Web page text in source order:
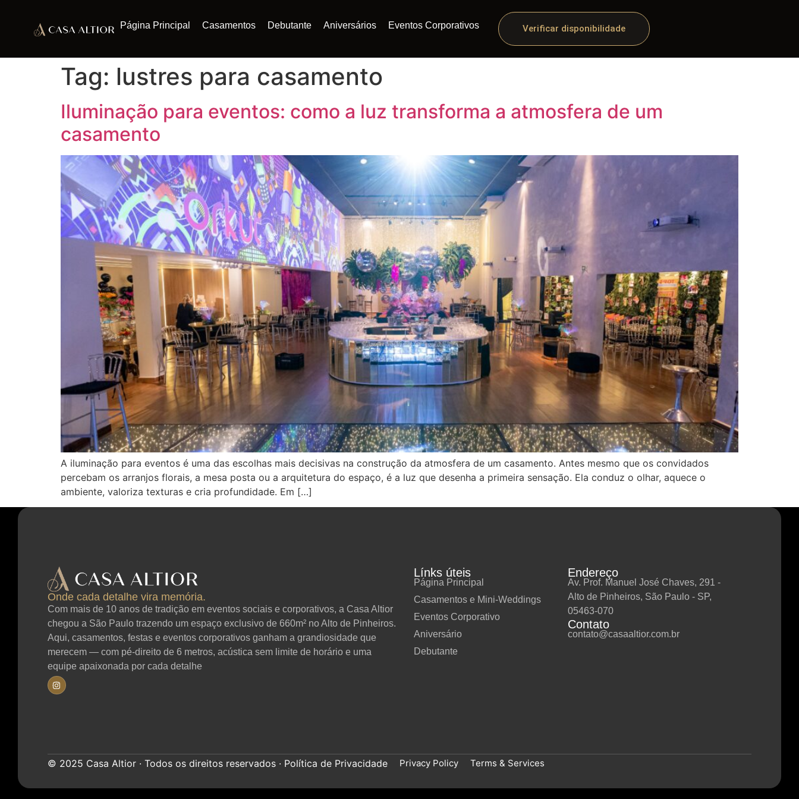
Página Principal Casamentos Debutante Aniversários Eventos Corporativos Verificar disponibilidade
Tag: lustres para casamento
Iluminação para eventos: como a luz transforma a atmosfera de um
casamento
A iluminação para eventos é uma das escolhas mais decisivas na construção da atmosfera de um casamento. Antes mesmo que os convidados
percebam os arranjos florais, a mesa posta ou a arquitetura do espaço, é a luz que desenha a primeira sensação. Ela conduz o olhar, aquece o
ambiente, valoriza texturas e cria profundidade. Em […]
Onde cada detalhe vira memória.
Com mais de 10 anos de tradição em eventos sociais e corporativos, a Casa Altior
chegou a São Paulo trazendo um espaço exclusivo de 660m² no Alto de Pinheiros.
Aqui, casamentos, festas e eventos corporativos ganham a grandiosidade que
merecem — com pé-direito de 6 metros, acústica sem limite de horário e uma
equipe apaixonada por cada detalhe
Línks úteis
Página Principal
Casamentos e Mini-Weddings
Eventos Corporativo
Aniversário
Debutante
Endereço
Av. Prof. Manuel José Chaves, 291 -
Alto de Pinheiros, São Paulo - SP,
05463-070
Contato
contato@casaaltior.com.br
© 2025 Casa Altior · Todos os direitos reservados · Política de Privacidade Privacy Policy Terms & Services